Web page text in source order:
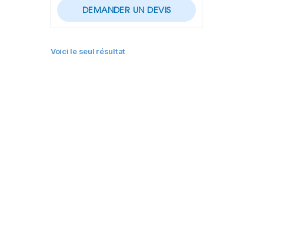
DEMANDER UN DEVIS
Voici le seul résultat